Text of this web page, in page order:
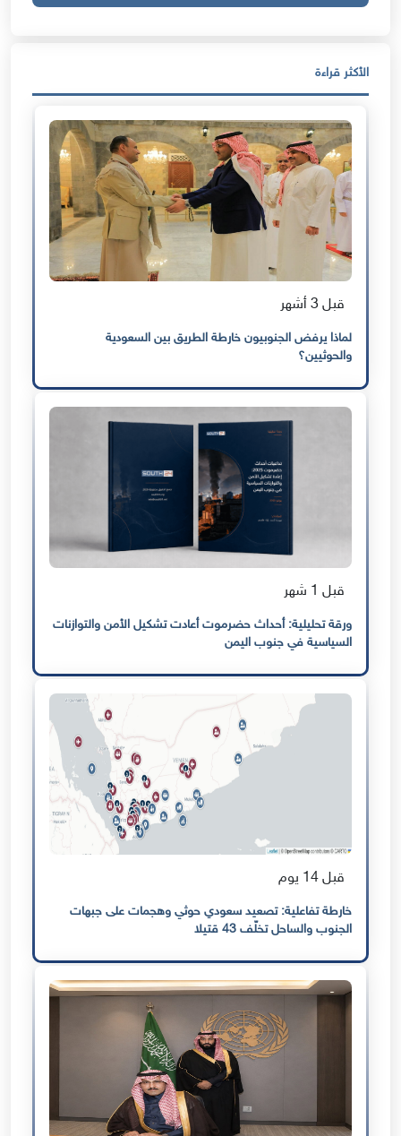
الأكثر قراءة
قبل 3 أشهر
لماذا يرفض الجنوبيون خارطة الطريق بين السعودية
والحوثيين؟
قبل 1 شهر
ورقة تحليلية: أحداث حضرموت أعادت تشكيل الأمن والتوازنات
السياسية في جنوب اليمن
قبل 14 يوم
خارطة تفاعلية: تصعيد سعودي حوثي وهجمات على جبهات
الجنوب والساحل تخلّف 43 قتيلا